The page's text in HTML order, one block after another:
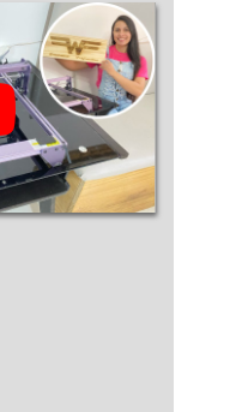
exploramos
atacadista de
industriais. O
tecnologia e
resultado e
DE
FHTEC -